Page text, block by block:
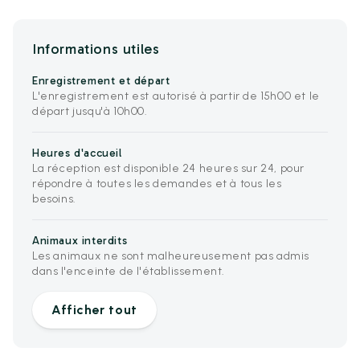
Informations utiles
Enregistrement et départ
L'enregistrement est autorisé à partir de 15h00 et le
départ jusqu'à 10h00.
Heures d'accueil
La réception est disponible 24 heures sur 24, pour
répondre à toutes les demandes et à tous les
besoins.
Animaux interdits
Les animaux ne sont malheureusement pas admis
dans l'enceinte de l'établissement.
Afficher tout